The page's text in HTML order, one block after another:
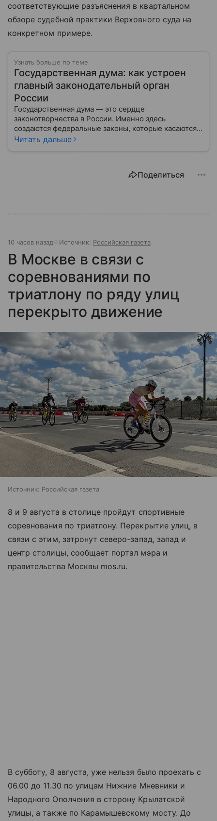
соответствующие разъяснения в квартальном
обзоре судебной практики Верховного суда на
конкретном примере.
Узнать больше по теме
Государственная дума: как устроен
главный законодательный орган
России
Государственная дума — это сердце
законотворчества в России. Именно здесь
создаются федеральные законы, которые касаются
жизни каждого гражданина: от образования и
Читать дальше
Поделиться
10 часов назад Источник: Российская газета
В Москве в связи с
соревнованиями по
триатлону по ряду улиц
перекрыто движение
Источник: Российская газета
8 и 9 августа в столице пройдут спортивные
соревнования по триатлону. Перекрытие улиц, в
связи с этим, затронут северо-запад, запад и
центр столицы, сообщает портал мэра и
правительства Москвы mos.ru.
В субботу, 8 августа, уже нельзя было проехать с
06.00 до 11.30 по улицам Нижние Мневники и
Народного Ополчения в сторону Крылатской
улицы, а также по Карамышевскому мосту. До